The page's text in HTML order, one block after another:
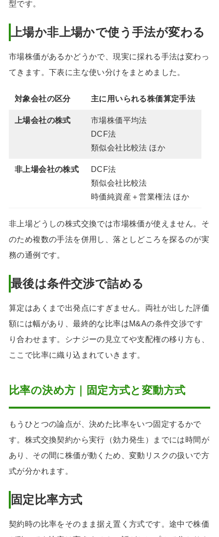
型です。
上場か非上場かで使う手法が変わる
市場株価があるかどうかで、現実に採れる手法は変わっ
てきます。下表に主な使い分けをまとめました。
対象会社の区分 主に用いられる株価算定手法
上場会社の株式
市場株価平均法
DCF法
類似会社比較法 ほか
非上場会社の株式
DCF法
類似会社比較法
時価純資産＋営業権法 ほか
非上場どうしの株式交換では市場株価が使えません。そ
のため複数の手法を併用し、落としどころを探るのが実
務の通例です。
最後は条件交渉で詰める
算定はあくまで出発点にすぎません。両社が出した評価
額には幅があり、最終的な比率はM&Aの条件交渉です
り合わせます。シナジーの見立てや支配権の移り方も、
ここで比率に織り込まれていきます。
比率の決め方｜固定方式と変動方式
もうひとつの論点が、決めた比率をいつ固定するかで
す。株式交換契約から実行（効力発生）までには時間が
あり、その間に株価が動くため、変動リスクの扱いで方
式が分かれます。
固定比率方式
契約時の比率をそのまま据え置く方式です。途中で株価